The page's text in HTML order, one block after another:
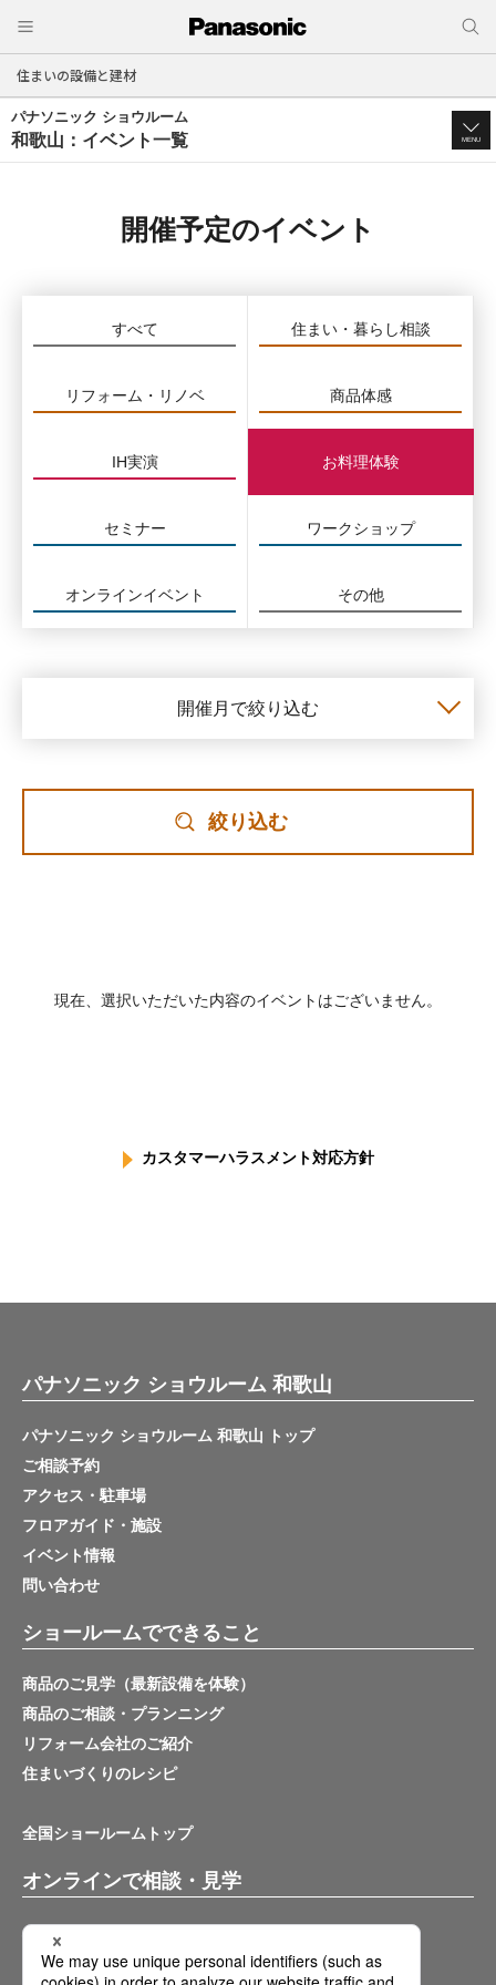
住まいの設備と建材
パナソニック ショウルーム
和歌山：イベント一覧 MENU
開催予定のイベント
すべて 住まい・暮らし相談
リフォーム・リノベ 商品体感
IH実演 お料理体験
セミナー ワークショップ
オンラインイベント その他
開催月で絞り込む
絞り込む
現在、選択いただいた内容のイベントはございません。
カスタマーハラスメント対応方針
パナソニック ショウルーム 和歌山
パナソニック ショウルーム 和歌山 トップ
ご相談予約
アクセス・駐車場
フロアガイド・施設
イベント情報
問い合わせ
ショールームでできること
商品のご見学（最新設備を体験）
商品のご相談・プランニング
リフォーム会社のご紹介
住まいづくりのレシピ
全国ショールームトップ
オンラインで相談・見学
バーチャルショールーム
オンライン相談サービス